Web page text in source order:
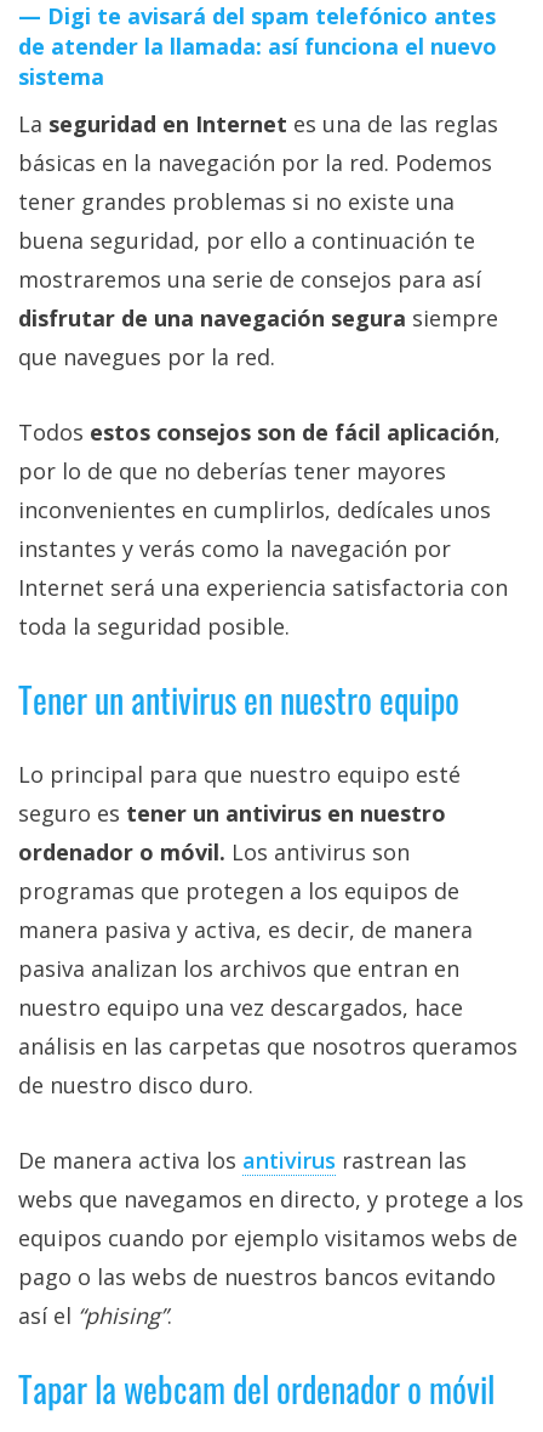
Sistemas
operativos
Profesional
+
Más
temas
Sorteos
Foros
Contacto
/
nosotros
/
/
Cambiar
de
privacidad
/
Legal
El medio de
comunicación
digital donde
encontrarás
noticias sobre
ordenadores,
informática,
videojuegos,
comparativas,
trucos y
(CC) 2006-
2026.
Digi te avisará del spam telefónico antes
de atender la llamada: así funciona el nuevo
sistema
La seguridad en Internet es una de las reglas
básicas en la navegación por la red. Podemos
tener grandes problemas si no existe una
buena seguridad, por ello a continuación te
mostraremos una serie de consejos para así
disfrutar de una navegación segura siempre
que navegues por la red.
Todos estos consejos son de fácil aplicación,
por lo de que no deberías tener mayores
inconvenientes en cumplirlos, dedícales unos
instantes y verás como la navegación por
Internet será una experiencia satisfactoria con
toda la seguridad posible.
Tener un antivirus en nuestro equipo
Lo principal para que nuestro equipo esté
seguro es tener un antivirus en nuestro
ordenador o móvil. Los antivirus son
programas que protegen a los equipos de
manera pasiva y activa, es decir, de manera
pasiva analizan los archivos que entran en
nuestro equipo una vez descargados, hace
análisis en las carpetas que nosotros queramos
de nuestro disco duro.
De manera activa los antivirus rastrean las
webs que navegamos en directo, y protege a los
equipos cuando por ejemplo visitamos webs de
pago o las webs de nuestros bancos evitando
así el “phising”.
Tapar la webcam del ordenador o móvil